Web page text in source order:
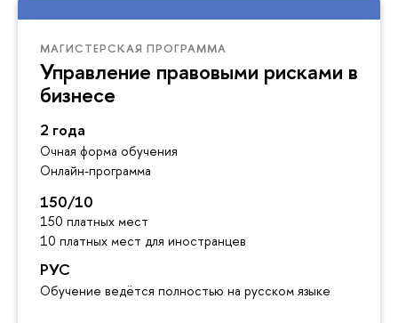
МАГИСТЕРСКАЯ ПРОГРАММА
Управление правовыми рисками в
бизнесе
2 года
Очная форма обучения
Онлайн-программа
150/10
150 платных мест
10 платных мест для иностранцев
РУС
Обучение ведётся полностью на русском языке